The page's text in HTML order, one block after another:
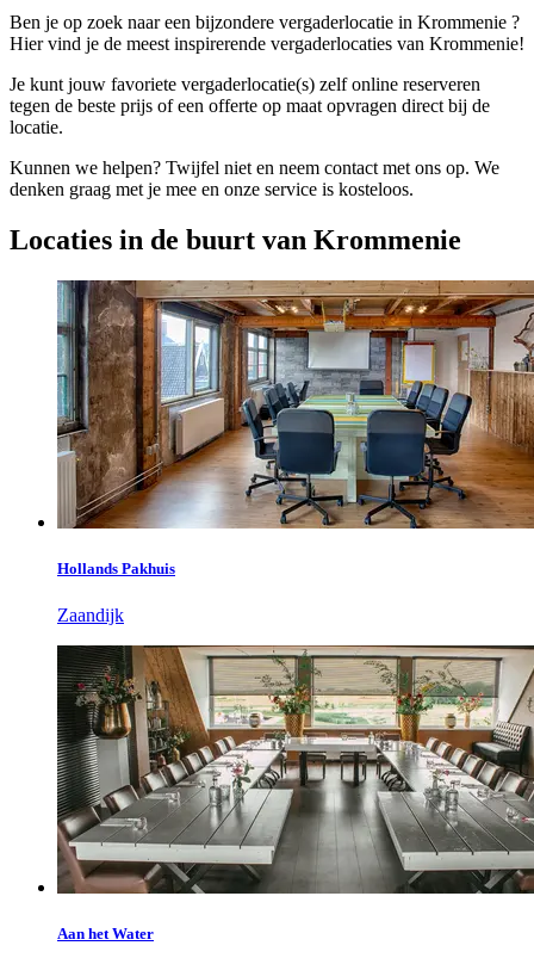
Ben je op zoek naar een bijzondere vergaderlocatie in Krommenie ?
Hier vind je de meest inspirerende vergaderlocaties van Krommenie!
Je kunt jouw favoriete vergaderlocatie(s) zelf online reserveren
tegen de beste prijs of een offerte op maat opvragen direct bij de
locatie.
Kunnen we helpen? Twijfel niet en neem contact met ons op. We
denken graag met je mee en onze service is kosteloos.
Locaties in de buurt van Krommenie
Hollands Pakhuis
Zaandijk
Aan het Water